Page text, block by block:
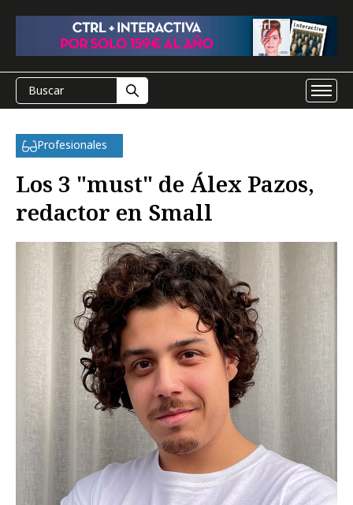
Profesionales
Los 3 "must" de Álex Pazos,
redactor en Small